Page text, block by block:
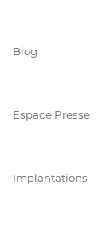
Blog
Espace Presse
Implantations